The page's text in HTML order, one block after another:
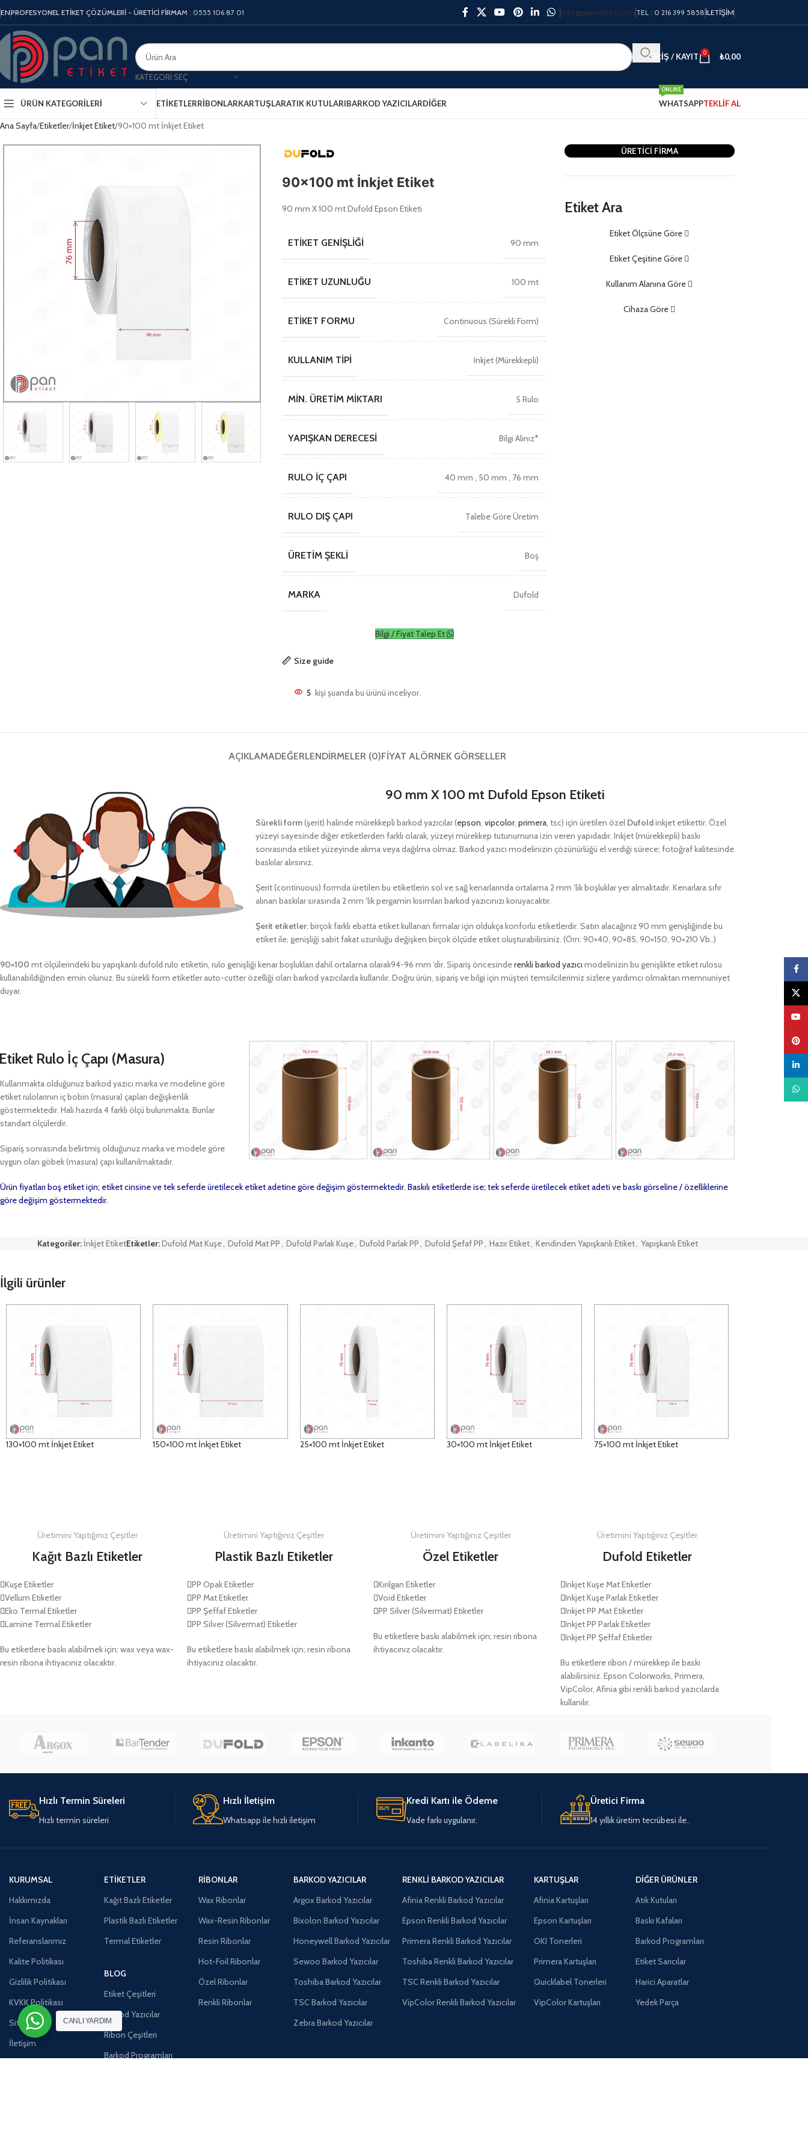
ENPROFESYONEL ETİKET ÇÖZÜMLERİ - ÜRETİCİ FİRMAM : 0555 106 87 01 info@panetiket.com TEL : 0 216 399 5858 İLETIŞIM
KATEGORI SEÇ
GIRIŞ / KAYIT 0 ₺0,00
ÜRÜN KATEGORILERI ETIKETLERRIBONLARKARTUŞLARATIK KUTULARIBARKOD YAZICILARDIĞER WHATSAPP
ONLINE
TEKLİF AL
Ana Sayfa Etiketler İnkjet Etiket 90×100 mt İnkjet Etiket
90×100 mt İnkjet Etiket
90 mm X 100 mt Dufold Epson Etiketi
ETIKET GENIŞLIĞI 90 mm
ETIKET UZUNLUĞU 100 mt
ETIKET FORMU Continuous (Sürekli Form)
KULLANIM TIPI Inkjet (Mürekkepli)
MIN. ÜRETIM MIKTARI 5 Rulo
YAPIŞKAN DERECESI Bilgi Alınız*
RULO İÇ ÇAPI 40 mm , 50 mm , 76 mm
RULO DIŞ ÇAPI Talebe Göre Üretim
ÜRETIM ŞEKLI Boş
MARKA Dufold
Bilgi / Fiyat Talep Et
Size guide
5 kişi şuanda bu ürünü inceliyor.
ÜRETİCİ FİRMA
Etiket Ara
Etiket Ölçsüne Göre
Etiket Çeşitine Göre
Kullanım Alanına Göre
Cihaza Göre
AÇIKLAMADEĞERLENDIRMELER (0)FIYAT ALÖRNEK GÖRSELLER
90 mm X 100 mt Dufold Epson Etiketi
Sürekli form(şerit) halinde mürekkepli barkod yazıcılar (epson, vipcolor, primera, tsc) için üretilen özel Dufoldinkjet etikettir. Özel
yüzeyi sayesinde diğer etiketlerden farklı olarak, yüzeyi mürekkep tutunumuna izin veren yapıdadır. Inkjet (mürekkepli) baskı
sonrasında etiket yüzeyinde akma veya dağılma olmaz. Barkod yazıcı modelinizin çözünürlüğü el verdiği sürece; fotoğraf kalitesinde
baskılar alırsınız.
Şerit (continuous) formda üretilen bu etiketlerin sol ve sağ kenarlarında ortalama 2 mm ‘lik boşluklar yer almaktadır. Kenarlara sıfır
alınan baskılar sırasında 2 mm ‘lik pergamin kısımları barkod yazıcınızı koruyacaktır.
Şerit etiketler; birçok farklı ebatta etiket kullanan firmalar için oldukça konforlu etiketlerdir. Satın alacağınız 90 mm genişliğinde bu
etiket ile, genişliği sabit fakat uzunluğu değişken birçok ölçüde etiket oluşturabilirsiniz. (Örn: 90×40, 90×85, 90×150, 90×210 Vb..)
90×100 mt ölçülerindeki bu yapışkanlı dufold rulo etiketin, rulo genişliği kenar boşlukları dahil ortalama olarak94-96 mm ‘dir. Sipariş öncesinderenkli barkod yazıcı modelinizin bu genişlikte etiket rulosu
kullanabildiğinden emin olunuz. Bu sürekli form etiketler auto-cutter özelliği olan barkod yazıcılarda kullanılır. Doğru ürün, sipariş ve bilgi için müşteri temsilcilerimiz sizlere yardımcı olmaktan memnuniyet
duyar.
Rulo İç Çapı (Masura)
Kullanmakta olduğunuz barkod yazıcı marka ve modeline göre
etiket rulolarının iç bobin (masura) çapları değişkenlik
göstermektedir. Hali hazırda 4 farklı ölçü bulunmakta. Bunlar
standart ölçülerdir.
Sipariş sonrasında belirtmiş olduğunuz marka ve modele göre
uygun olan göbek (masura) çapı kullanılmaktadır.
Ürün fiyatları boş etiket için; etiket cinsine ve tek seferde üretilecek etiket adetine göre değişim göstermektedir. Baskılı etiketlerde ise; tek seferde üretilecek etiket adeti ve baskı görseline / özelliklerine
göre değişim göstermektedir.
Kategoriler: İnkjet EtiketEtiketler:Dufold Mat Kuşe, Dufold Mat PP, Dufold Parlak Kuşe, Dufold Parlak PP, Dufold Şefaf PP, Hazır Etiket, Kendinden Yapışkanlı Etiket, Yapışkanlı Etiket
İlgili ürünler
130×100 mt İnkjet Etiket 150×100 mt İnkjet Etiket 25×100 mt İnkjet Etiket 30×100 mt İnkjet Etiket 75×100 mt İnkjet Etiket
Üretimini Yaptığınız Çeşitler
Kağıt Bazlı Etiketler
Kuşe Etiketler
Vellum Etiketler
Eko Termal Etiketler
Lamine Termal Etiketler
Bu etiketlere baskı alabilmek için; wax veya wax-
resin ribona ihtiyacınız olacaktır.
Üretimini Yaptığınız Çeşitler
Plastik Bazlı Etiketler
PP Opak Etiketler
PP Mat Etiketler
PP Şeffaf Etiketler
PP Silver (Silvermat) Etiketler
Bu etiketlere baskı alabilmek için; resin ribona
ihtiyacınız olacaktır.
Üretimini Yaptığınız Çeşitler
Özel Etiketler
Kırılgan Etiketler
Void Etiketler
PP Silver (Silvermat) Etiketler
Bu etiketlere baskı alabilmek için; resin ribona
ihtiyacınız olacaktır.
Üretimini Yaptığınız Çeşitler
Dufold Etiketler
Inkjet Kuşe Mat Etiketler
Inkjet Kuşe Parlak Etiketler
Inkjet PP Mat Etiketler
Inkjet PP Parlak Etiketler
Inkjet PP Şeffaf Etiketler
Bu etiketlere ribon / mürekkep ile baskı
alabilirsiniz. Epson Colorworks, Primera,
VipColor, Afinia gibi renkli barkod yazıcılarda
kullanılır.
Hızlı Termin Süreleri
Hızlı termin süreleri
Hızlı İletişim
Whatsapp ile hızlı iletişim
Kredi Kartı ile Ödeme
Vade farkı uygulanır.
Üretici Firma
14 yıllık üretim tecrübesi ile..
KURUMSAL
Hakkımızda
İnsan Kaynakları
Referanslarımız
Kalite Politikası
Gizlilik Politikası
KVKK Politikası
Site Map
İletişim
ETIKETLER
Kağıt Bazlı Etiketler
Plastik Bazlı Etiketler
Termal Etiketler
BLOG
Etiket Çeşitleri
Barkod Yazıcılar
Ribon Çeşitleri
Barkod Programları
RIBONLAR
Wax Ribonlar
Wax-Resin Ribonlar
Resin Ribonlar
Hot-Foil Ribonlar
Özel Ribonlar
Renkli Ribonlar
BARKOD YAZICILAR
Argox Barkod Yazıcılar
Bixolon Barkod Yazıcılar
Honeywell Barkod Yazıcılar
Sewoo Barkod Yazıcılar
Toshiba Barkod Yazıcılar
TSC Barkod Yazıcılar
Zebra Barkod Yazıcılar
RENKLI BARKOD YAZICILAR
Afinia Renkli Barkod Yazıcılar
Epson Renkli Barkod Yazıcılar
Primera Renkli Barkod Yazıcılar
Toshiba Renkli Barkod Yazıcılar
TSC Renkli Barkod Yazıcılar
VipColor Renkli Barkod Yazıcılar
KARTUŞLAR
Afinia Kartuşları
Epson Kartuşları
OKI Tonerleri
Primera Kartuşları
Quicklabel Tonerleri
VipColor Kartuşları
DIĞER ÜRÜNLER
Atık Kutuları
Baskı Kafaları
Barkod Programları
Etiket Sarıcılar
Harici Aparatlar
Yedek Parça
CANLI YARDIM